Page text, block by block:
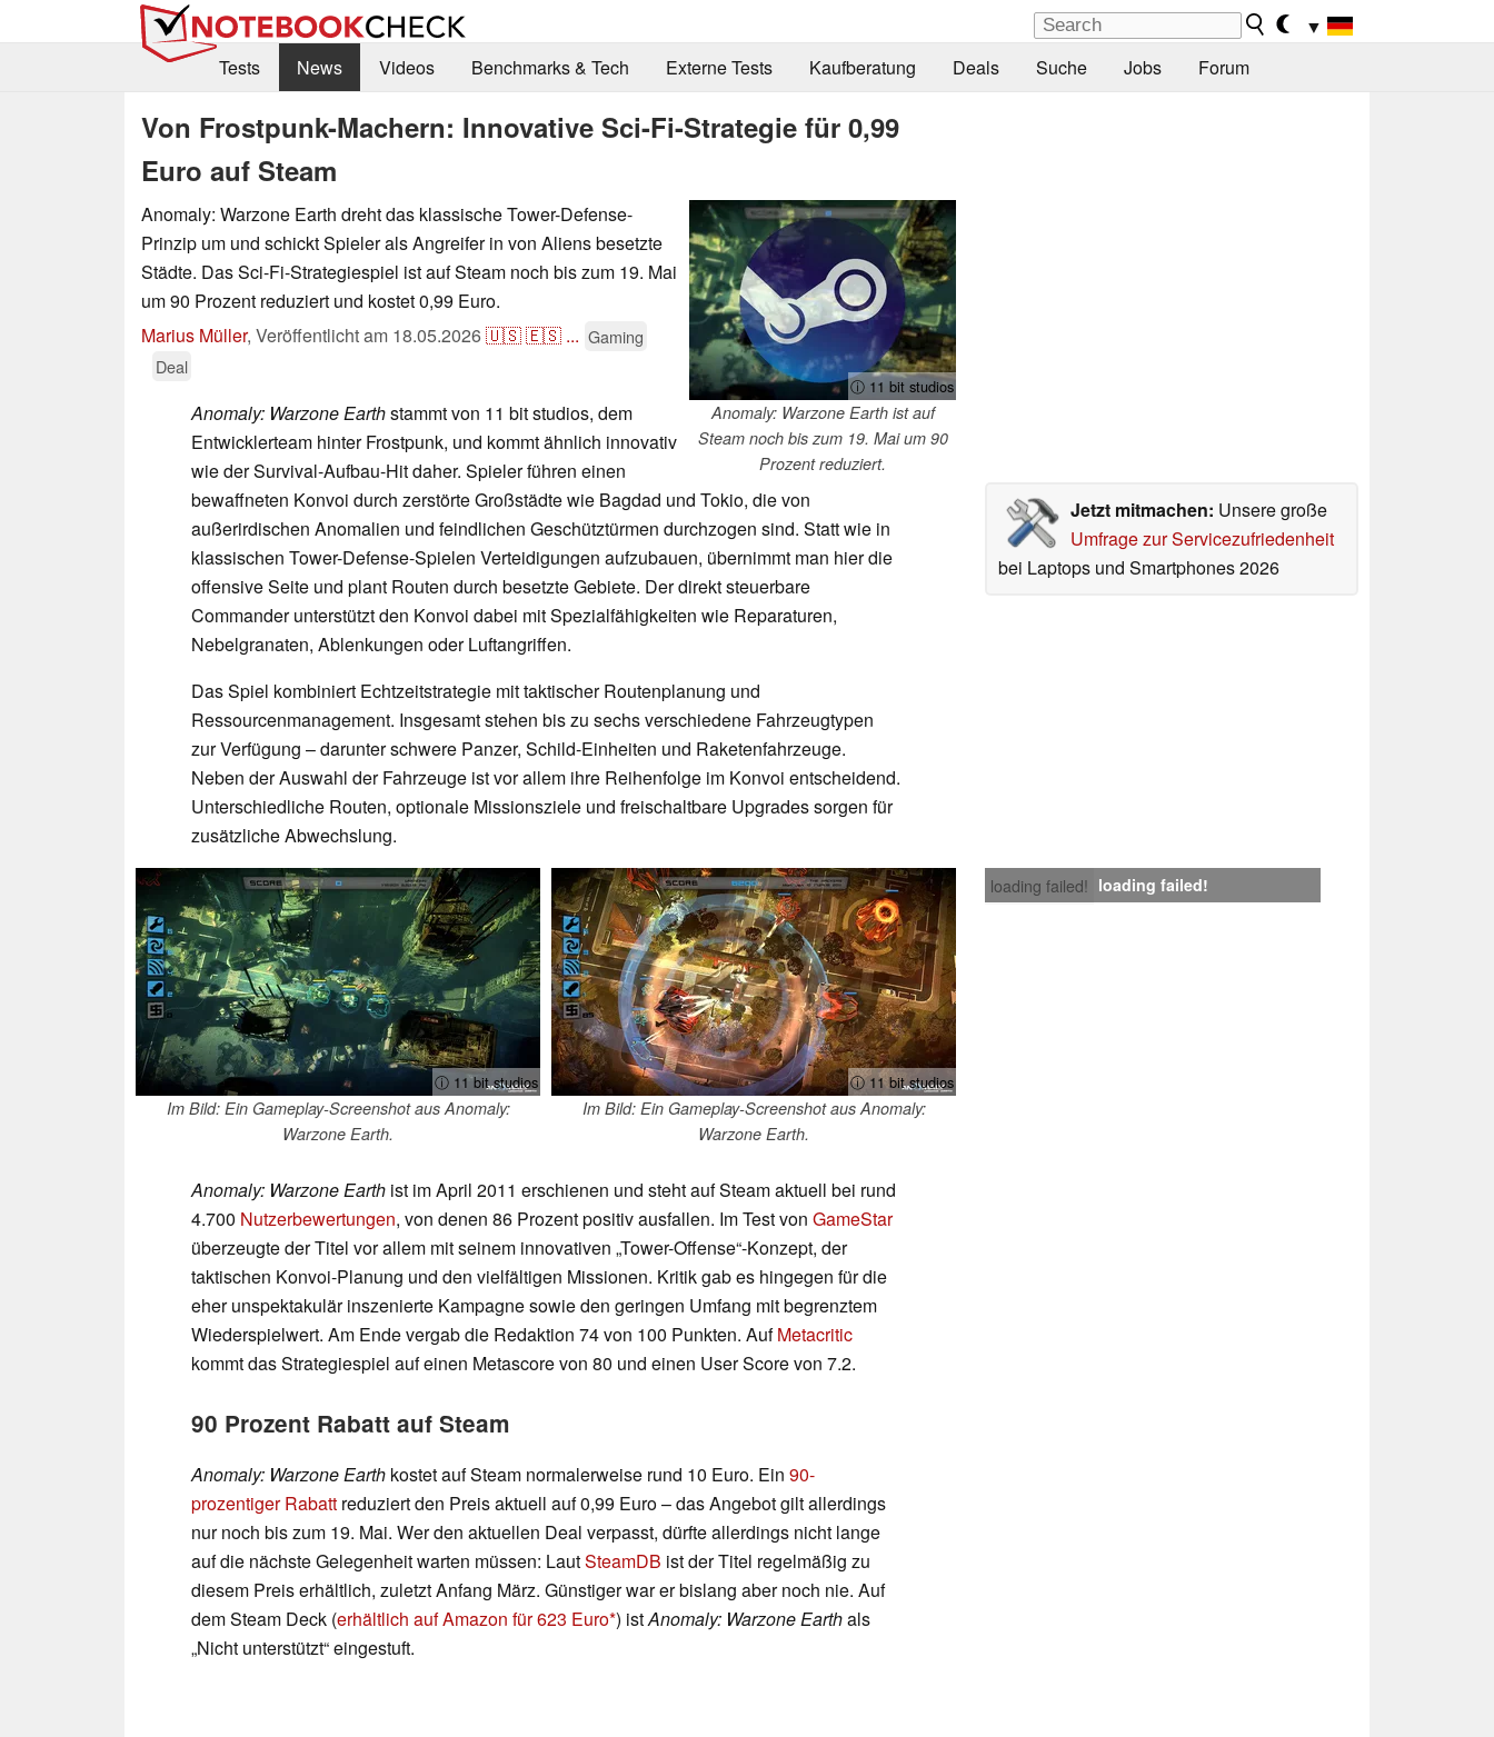
▼
Tests
News Videos Benchmarks & Tech Externe Tests Kaufberatung Deals Suche Jobs Forum
Von Frostpunk-Machern: Innovative Sci-Fi-Strategie für 0,99
Euro auf Steam
ⓘ 11 bit studios
Anomaly: Warzone Earth ist auf
Steam noch bis zum 19. Mai um 90
Prozent reduziert.
Anomaly: Warzone Earth dreht das klassische Tower-Defense-
Prinzip um und schickt Spieler als Angreifer in von Aliens besetzte
Städte. Das Sci-Fi-Strategiespiel ist auf Steam noch bis zum 19. Mai
um 90 Prozent reduziert und kostet 0,99 Euro.
Marius Müller, Veröffentlicht am 18.05.2026🇺🇸🇪🇸 ... Gaming
Deal
Jetzt mitmachen: Unsere große
Umfrage zur Servicezufriedenheit
bei Laptops und Smartphones 2026
Anomaly: Warzone Earthstammt von 11 bit studios, dem
Entwicklerteam hinter Frostpunk, und kommt ähnlich innovativ
wie der Survival-Aufbau-Hit daher. Spieler führen einen
bewaffneten Konvoi durch zerstörte Großstädte wie Bagdad und Tokio, die von
außerirdischen Anomalien und feindlichen Geschütztürmen durchzogen sind. Statt wie in
klassischen Tower-Defense-Spielen Verteidigungen aufzubauen, übernimmt man hier die
offensive Seite und plant Routen durch besetzte Gebiete. Der direkt steuerbare
Commander unterstützt den Konvoi dabei mit Spezialfähigkeiten wie Reparaturen,
Nebelgranaten, Ablenkungen oder Luftangriffen.
Das Spiel kombiniert Echtzeitstrategie mit taktischer Routenplanung und
Ressourcenmanagement. Insgesamt stehen bis zu sechs verschiedene Fahrzeugtypen
zur Verfügung – darunter schwere Panzer, Schild-Einheiten und Raketenfahrzeuge.
Neben der Auswahl der Fahrzeuge ist vor allem ihre Reihenfolge im Konvoi entscheidend.
Unterschiedliche Routen, optionale Missionsziele und freischaltbare Upgrades sorgen für
zusätzliche Abwechslung.
loading failed! loading failed!
ⓘ 11 bit studios
Im Bild: Ein Gameplay-Screenshot aus Anomaly:
Warzone Earth.
ⓘ 11 bit studios
Im Bild: Ein Gameplay-Screenshot aus Anomaly:
Warzone Earth.
Anomaly: Warzone Earth ist im April 2011 erschienen und steht auf Steam aktuell bei rund
4.700 Nutzerbewertungen, von denen 86 Prozent positiv ausfallen. Im Test von GameStar
überzeugte der Titel vor allem mit seinem innovativen „Tower-Offense“-Konzept, der
taktischen Konvoi-Planung und den vielfältigen Missionen. Kritik gab es hingegen für die
eher unspektakulär inszenierte Kampagne sowie den geringen Umfang mit begrenztem
Wiederspielwert. Am Ende vergab die Redaktion 74 von 100 Punkten. AufMetacritic
kommt das Strategiespiel auf einen Metascore von 80 und einen User Score von 7.2.
90 Prozent Rabatt auf Steam
Anomaly: Warzone Earth kostet auf Steam normalerweise rund 10 Euro. Ein 90-
prozentiger Rabatt reduziert den Preis aktuell auf 0,99 Euro – das Angebot gilt allerdings
nur noch bis zum 19. Mai. Wer den aktuellen Deal verpasst, dürfte allerdings nicht lange
auf die nächste Gelegenheit warten müssen: LautSteamDB ist der Titel regelmäßig zu
diesem Preis erhältlich, zuletzt Anfang März. Günstiger war er bislang aber noch nie. Auf
dem Steam Deck (erhältlich auf Amazon für 623 Euro ) istAnomaly: Warzone Earthals
„Nicht unterstützt“ eingestuft.